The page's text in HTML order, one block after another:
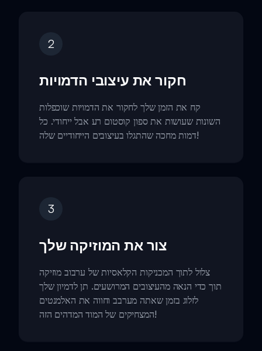
2
חקור את עיצובי הדמויות
קח את הזמן שלך לחקור את הדמויות שוכפלות
השונות שעושות את ספון קוסטום רע אבל ייחודי. כל
דמות מחכה שהתגלו בעיצובים הייחודיים שלה!
3
צור את המוזיקה שלך
צלול לתוך המכניקות הקלאסיות של ערבוב מוזיקה
תוך כדי הנאה מהעיצובים המרושעים. תן לדמיון שלך
לזלוג בזמן שאתה מערבב וחווה את האלמנטים
המצחיקים של המוד המדהים הזה!